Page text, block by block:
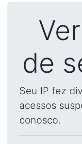
de
Seu IP fez
acessos
conosco.